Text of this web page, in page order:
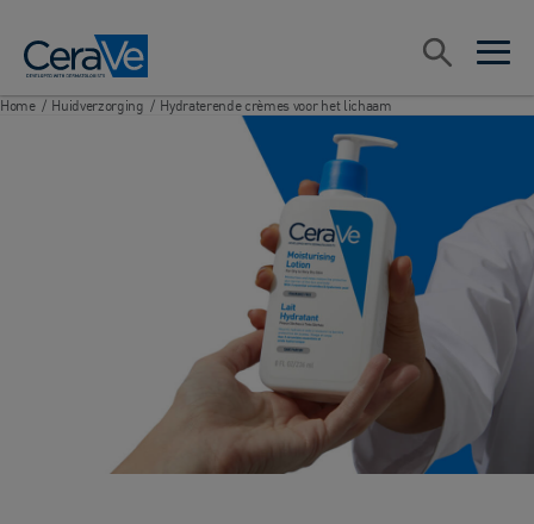
open
open
Zoeken
Home / Huidverzorging / Hydraterende crèmes voor het lichaam